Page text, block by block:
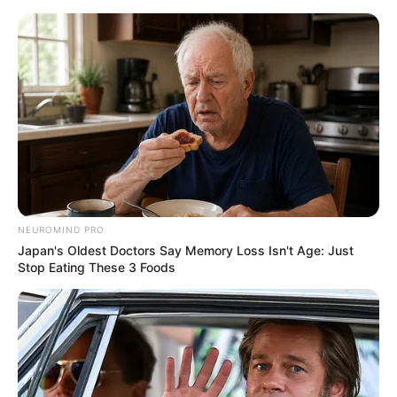
Sehenswürdigkeiten in Bingen am Rhein
Bingen Veranstaltungen Hotels
Blick auf die Basilika St. Martin und die Burg Klopp -
NEUROMIND PRO
Japan's Oldest Doctors Say Memory Loss Isn't Age: Just
Stop Eating These 3 Foods